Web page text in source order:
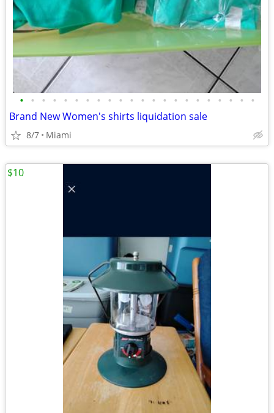
• • • • • • • • • • • • • • • • • • • • • •
Brand New Women's shirts liquidation sale
8/7 Miami
$10